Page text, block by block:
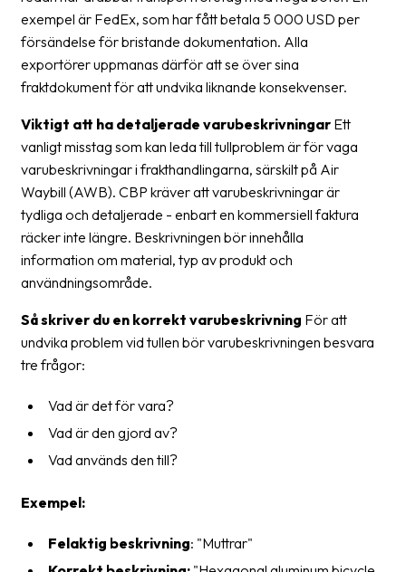
Jobb
&
karriär
Nyhetsarkiv
Kontakta
oss
Villkor
Allmänna
villkor
Integritet
Förbjudet
farligt
innehåll
exempel är FedEx, som har fått betala 5 000 USD per
försändelse för bristande dokumentation. Alla
exportörer uppmanas därför att se över sina
fraktdokument för att undvika liknande konsekvenser.
Viktigt att ha detaljerade varubeskrivningar Ett
vanligt misstag som kan leda till tullproblem är för vaga
varubeskrivningar i frakthandlingarna, särskilt på Air
Waybill (AWB). CBP kräver att varubeskrivningar är
tydliga och detaljerade - enbart en kommersiell faktura
räcker inte längre. Beskrivningen bör innehålla
information om material, typ av produkt och
användningsområde.
Så skriver du en korrekt varubeskrivning För att
undvika problem vid tullen bör varubeskrivningen besvara
tre frågor:
Vad är det för vara?
Vad är den gjord av?
Vad används den till?
Exempel:
Felaktig beskrivning: "Muttrar"